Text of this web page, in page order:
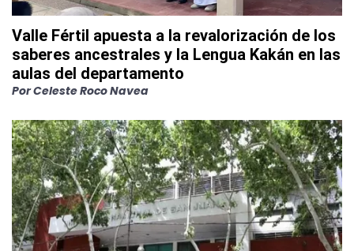
Valle Fértil apuesta a la revalorización de los
saberes ancestrales y la Lengua Kakán en las
aulas del departamento
PorCeleste Roco Navea